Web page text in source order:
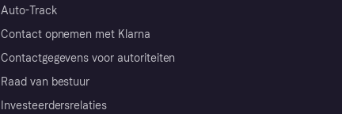
Auto-Track
Contact opnemen met Klarna
Contactgegevens voor autoriteiten
Raad van bestuur
Investeerdersrelaties